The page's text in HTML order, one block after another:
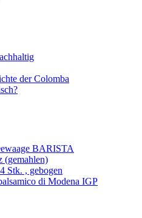
der Colomba
BARISTA
(gemahlen)
Stk. , gebogen
di Modena IGP